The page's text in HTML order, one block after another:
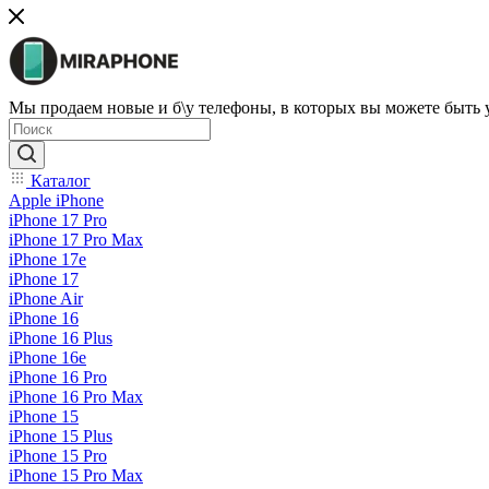
Мы продаем новые и б\у телефоны, в которых вы можете быть
Каталог
Apple iPhone
iPhone 17 Pro
iPhone 17 Pro Max
iPhone 17e
iPhone 17
iPhone Air
iPhone 16
iPhone 16 Plus
iPhone 16e
iPhone 16 Pro
iPhone 16 Pro Max
iPhone 15
iPhone 15 Plus
iPhone 15 Pro
iPhone 15 Pro Max